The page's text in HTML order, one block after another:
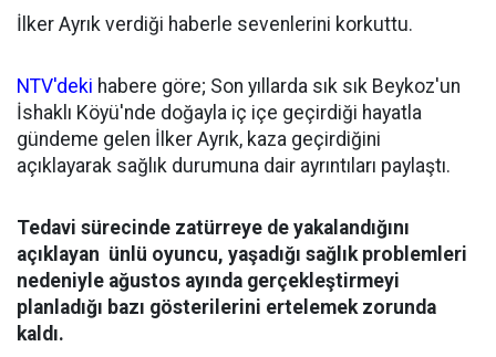
İlker Ayrık verdiği haberle sevenlerini korkuttu.
NTV'deki habere göre; Son yıllarda sık sık Beykoz'un
İshaklı Köyü'nde doğayla iç içe geçirdiği hayatla
gündeme gelen İlker Ayrık, kaza geçirdiğini
açıklayarak sağlık durumuna dair ayrıntıları paylaştı.
Tedavi sürecinde zatürreye de yakalandığını
açıklayan ünlü oyuncu, yaşadığı sağlık problemleri
nedeniyle ağustos ayında gerçekleştirmeyi
planladığı bazı gösterilerini ertelemek zorunda
kaldı.